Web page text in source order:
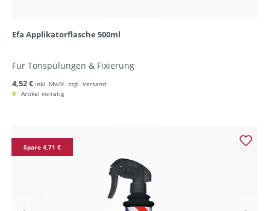
Efa Applikatorflasche 500ml
Für Tonspülungen & Fixierung
4,52 € inkl. MwSt. zzgl. Versand
Artikel vorrätig
Spare 4,71 €